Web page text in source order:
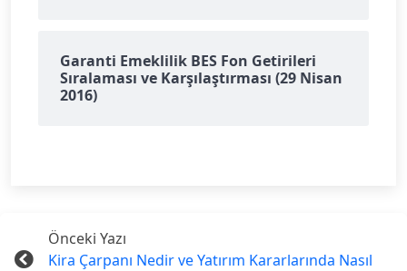
Garanti Emeklilik BES Fon Getirileri
Sıralaması ve Karşılaştırması (29 Nisan
2016)
Önceki Yazı
Kira Çarpanı Nedir ve Yatırım Kararlarında Nasıl